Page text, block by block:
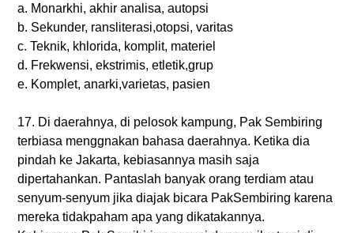
a. Monarkhi, akhir analisa, autopsi
b. Sekunder, ransliterasi,otopsi, varitas
c. Teknik, khlorida, komplit, materiel
d. Frekwensi, ekstrimis, etletik,grup
e. Komplet, anarki,varietas, pasien
17. Di daerahnya, di pelosok kampung, Pak Sembiring
terbiasa menggnakan bahasa daerahnya. Ketika dia
pindah ke Jakarta, kebiasannya masih saja
dipertahankan. Pantaslah banyak orang terdiam atau
senyum-senyum jika diajak bicara PakSembiring karena
mereka tidakpaham apa yang dikatakannya.